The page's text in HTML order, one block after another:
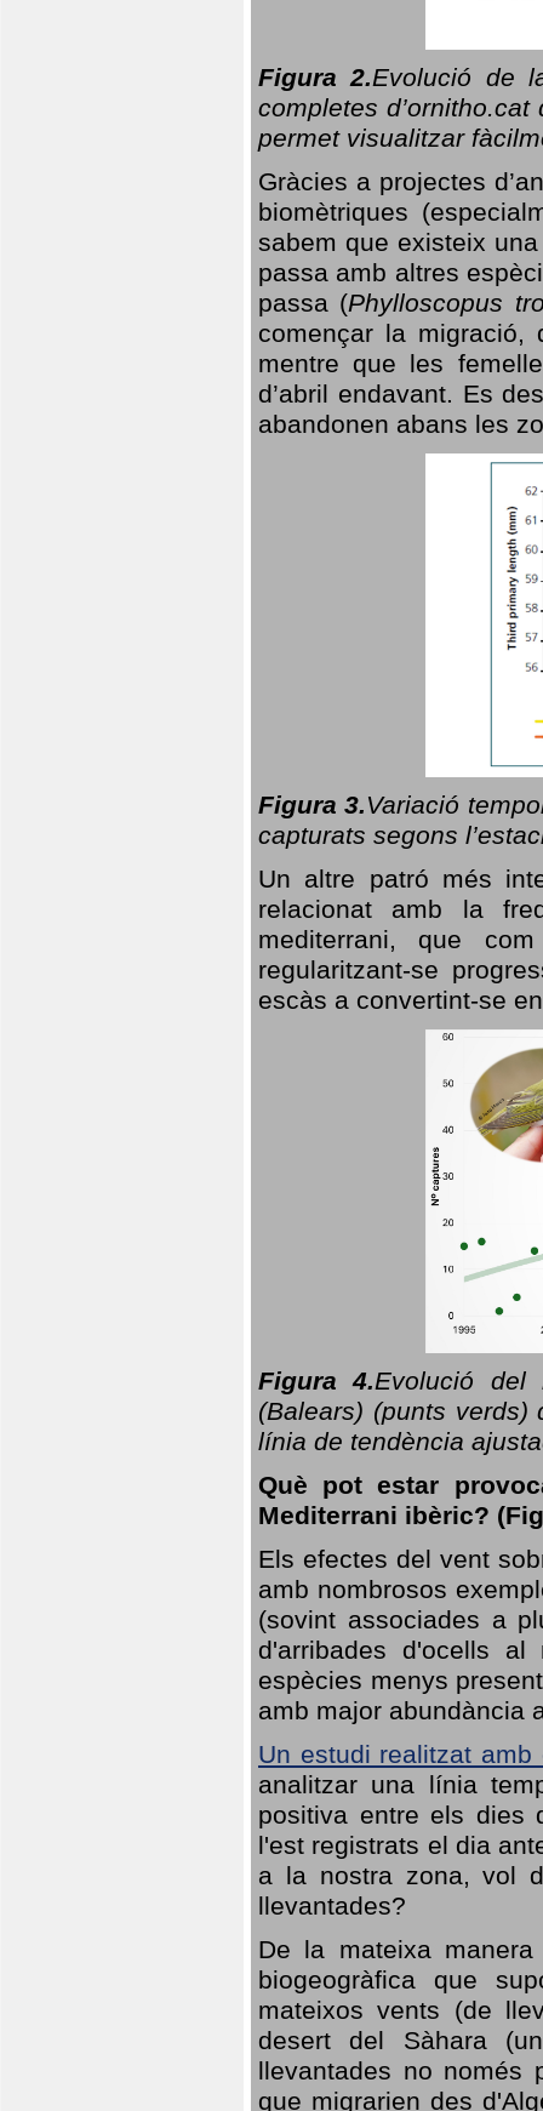
Figura 2.Evolució de
completes
permet visualitzar
Gràcies a projectes
biomètriques
sabem que existeix
passa amb altres
passa (Phylloscopus
començar la migració,
mentre que les
d’abril endavant. Es
abandonen abans les
Figura 3.Variació
capturats segons
Un altre patró més
relacionat amb la
mediterrani, que
regularitzant-se
escàs a convertint-se
Figura 4.Evolució del
(Balears) (punts
línia de tendència
Què pot estar
Mediterrani ibèric?
Els efectes del vent
amb nombrosos
(sovint associades a
d'arribades d'ocells
espècies menys
amb major abundància
Un estudi realitzat amb
analitzar una línia
positiva entre els dies
l'est registrats el dia
a la nostra zona, vol
llevantades?
De la mateixa
biogeogràfica que
mateixos vents (de
desert del Sàhara
llevantades no només
que migrarien des